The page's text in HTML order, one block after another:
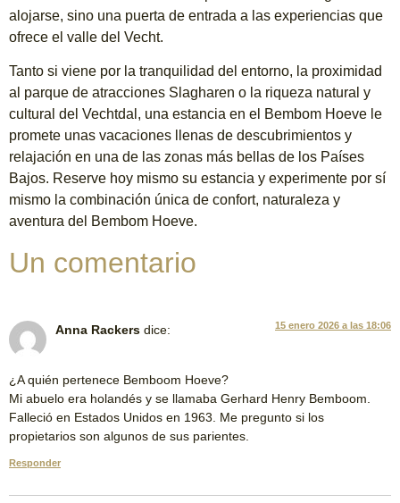
alojarse, sino una puerta de entrada a las experiencias que
ofrece el valle del Vecht.
Tanto si viene por la tranquilidad del entorno, la proximidad
al parque de atracciones Slagharen o la riqueza natural y
cultural del Vechtdal, una estancia en el Bembom Hoeve le
promete unas vacaciones llenas de descubrimientos y
relajación en una de las zonas más bellas de los Países
Bajos. Reserve hoy mismo su estancia y experimente por sí
mismo la combinación única de confort, naturaleza y
aventura del Bembom Hoeve.
Un comentario
Anna Rackers dice: 15 enero 2026 a las 18:06
¿A quién pertenece Bemboom Hoeve?
Mi abuelo era holandés y se llamaba Gerhard Henry Bemboom.
Falleció en Estados Unidos en 1963. Me pregunto si los
propietarios son algunos de sus parientes.
Responder